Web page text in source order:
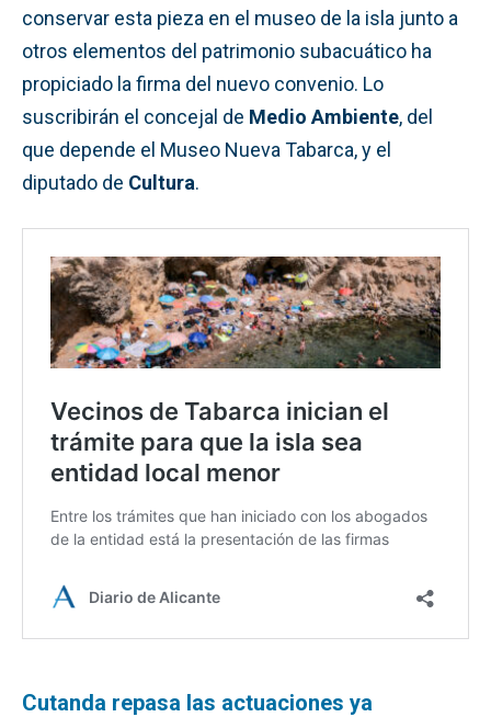
conservar esta pieza en el museo de la isla junto a
otros elementos del patrimonio subacuático ha
propiciado la firma del nuevo convenio. Lo
suscribirán el concejal de Medio Ambiente, del
que depende el Museo Nueva Tabarca, y el
diputado de Cultura.
Cutanda repasa las actuaciones ya